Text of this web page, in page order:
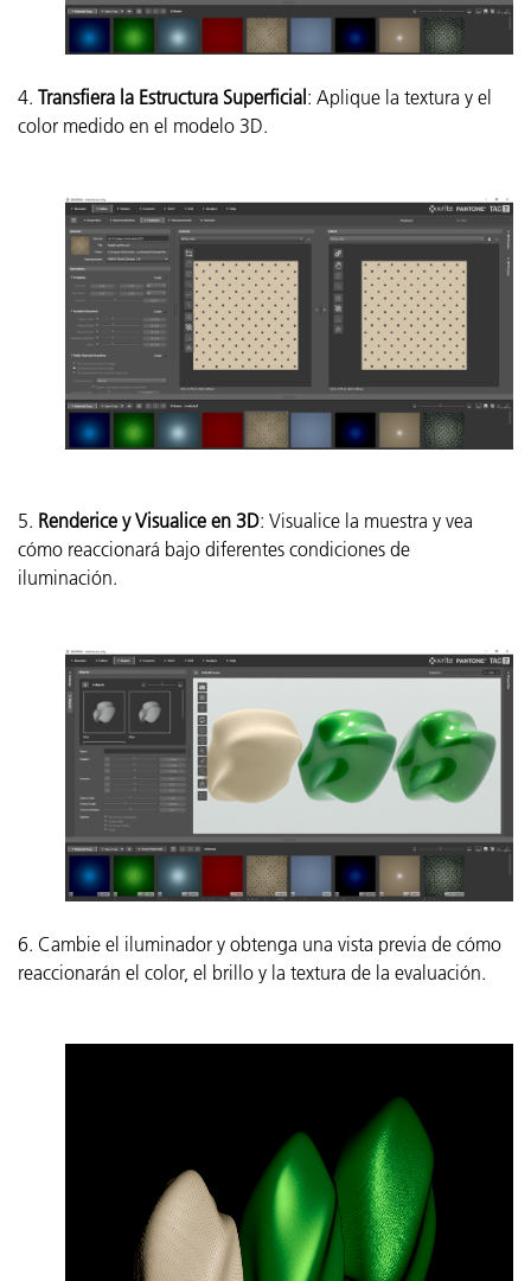
4. Transfiera la Estructura Superficial : Aplique la textura y el
color medido en el modelo 3D.
5. Renderice y Visualice en 3D: Visualice la muestra y vea
cómo reaccionará bajo diferentes condiciones de
iluminación.
6. Cambie el iluminador y obtenga una vista previa de cómo
reaccionarán el color, el brillo y la textura de la evaluación.